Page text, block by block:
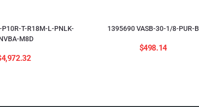
P10R-T-R18M-L-PNLK-
M8D
4,972.32
1395690 VASB-30-1/8-PUR-B
$498.14